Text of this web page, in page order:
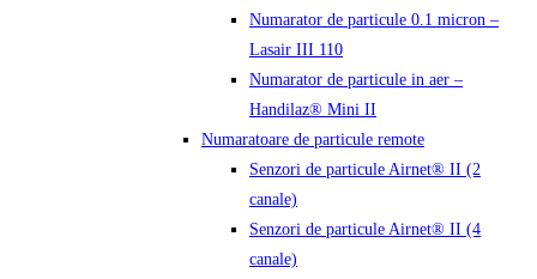
Numarator de particule 0.1 micron –
Lasair III 110
Numarator de particule in aer –
Handilaz® Mini II
Numaratoare de particule remote
Senzori de particule Airnet® II (2
canale)
Senzori de particule Airnet® II (4
canale)